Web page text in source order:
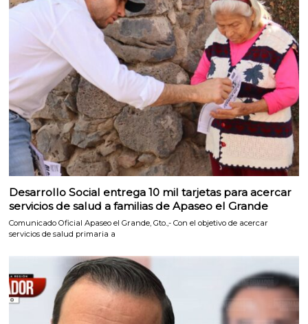
Desarrollo Social entrega 10 mil tarjetas para acercar
servicios de salud a familias de Apaseo el Grande
Comunicado Oficial Apaseo el Grande, Gto.,- Con el objetivo de acercar
servicios de salud primaria a